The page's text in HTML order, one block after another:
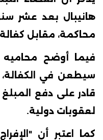
هانيبال بعد عشر
محاكمة، مقابل
فيما أوضح محاميه
سيطعن في
قادر على دفع
لعقوبات دولية.
كما اعتبر أن